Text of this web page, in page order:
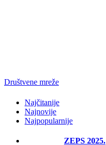
Društvene mreže
Najčitanije
Najnovije
Najpopularnije
ZEPS 2025.